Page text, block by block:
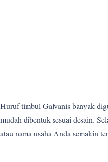
Huruf timbul Galvanis banyak
mudah dibentuk sesuai desain.
atau nama usaha Anda semakin